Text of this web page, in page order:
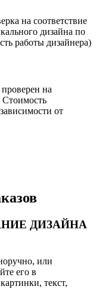
на соответствие
дизайна по
работы дизайнера)
на
Стоимость
от
ДИЗАЙНА
или
его в
текст,